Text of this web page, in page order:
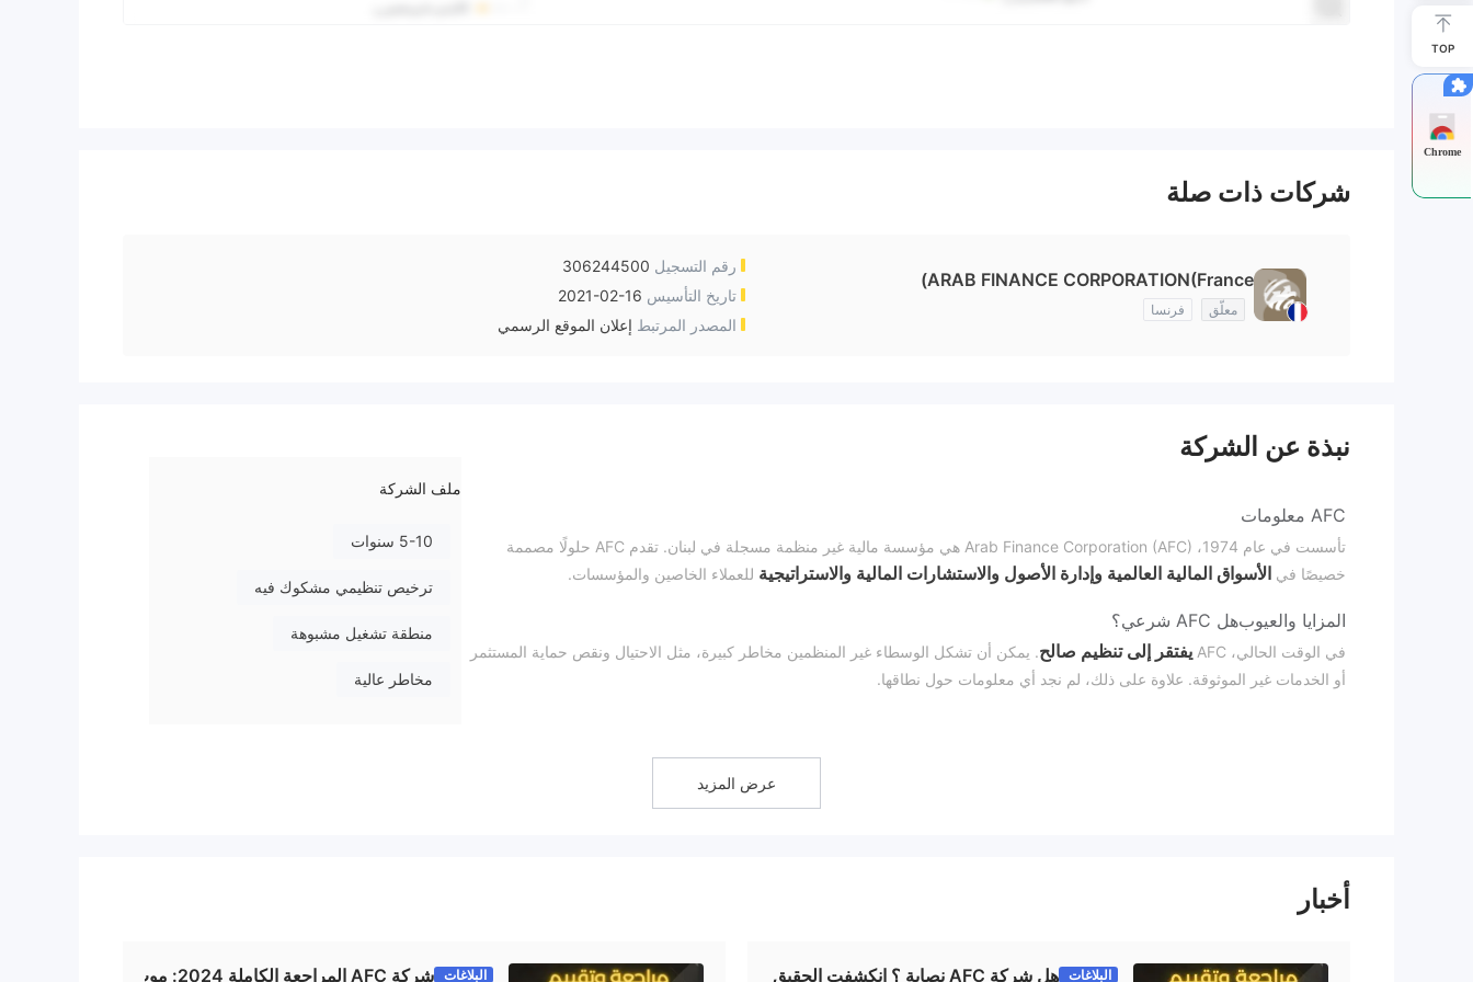
شركات ذات صلة
ARAB FINANCE CORPORATION(France)
معلّق فرنسا
رقم التسجيل 306244500
تاريخ التأسيس 2021-02-16
المصدر المرتبط إعلان الموقع الرسمي
نبذة عن الشركة
AFC معلومات
تأسست في عام 1974، Arab Finance Corporation (AFC) هي مؤسسة مالية غير منظمة مسجلة في لبنان. تقدم AFC حلولًا مصممة
خصيصًا في الأسواق المالية العالمية وإدارة الأصول والاستشارات المالية والاستراتيجية للعملاء الخاصين والمؤسسات.
المزايا والعيوبهل AFC شرعي؟
في الوقت الحالي، AFC يفتقر إلى تنظيم صالح. يمكن أن تشكل الوسطاء غير المنظمين مخاطر كبيرة، مثل الاحتيال ونقص حماية المستثمر
أو الخدمات غير الموثوقة. علاوة على ذلك، لم نجد أي معلومات حول نطاقها.
(الأسهم، السندات، السلع والعملات الأجنبية)
(عملات الفوركس الفورية، العقود الآجلة، الخيارات، العقود مقابل الفروقات، الأسهم، صناديق
AFC يقدم دعمًا للعملاء على مدار الساعة طوال أيام الأسبوع، بما في ذلك البريد الإلكتروني والهاتف ونموذج الاتصال ووسائل التواصل
الاجتماعي.
الخلاصة
ملف الشركة
5-10 سنوات
ترخيص تنظيمي مشكوك فيه
منطقة تشغيل مشبوهة
مخاطر عالية
عرض المزيد
أخبار
البلاغات
هل شركة AFC نصابة ؟ انكشفت الحقيق
البلاغات
شركة AFC المراجعة الكاملة 2024: موث
TOP
Chrome